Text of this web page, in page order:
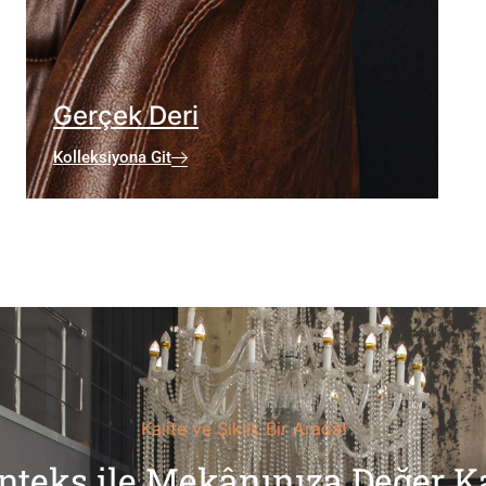
Gerçek Deri
Kolleksiyona Git
Kalite ve Şıklık Bir Arada!